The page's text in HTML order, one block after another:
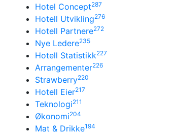
Hotel Concept287
Hotell Utvikling276
Hotell Partnere272
Nye Ledere235
Hotell Statistikk227
Arrangementer226
Strawberry220
Hotell Eier217
Teknologi211
Økonomi204
Mat & Drikke194